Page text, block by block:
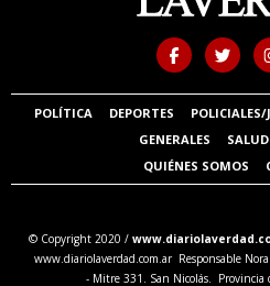
POLÍTICA DEPORTES POLICIALES/
GENERALES
SALUD
QUIÉNES SOMOS
© Copyright 2020 /
www.diariolaverdad.com.ar Responsable Nora
- Mitre 331. San Nicolás. Provincia